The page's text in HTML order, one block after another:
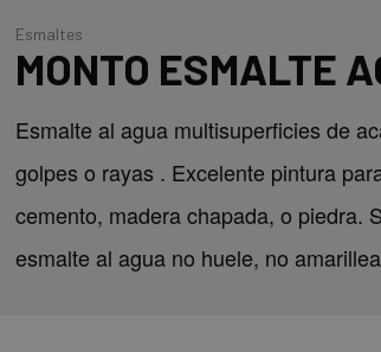
Esmaltes
MONTO ESMALTE
Esmalte al agua multisuperficies de
golpes o rayas . Excelente pintura
cemento, madera chapada, o piedra.
esmalte al agua no huele, no